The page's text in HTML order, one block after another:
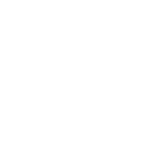
তারেক রহমানের,গ্যাস সঙ্কট